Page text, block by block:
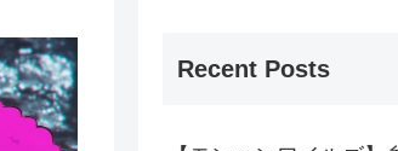
Recent Posts